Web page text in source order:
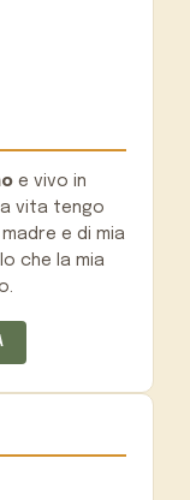
e vivo in
vita tengo
e di mia
che la mia